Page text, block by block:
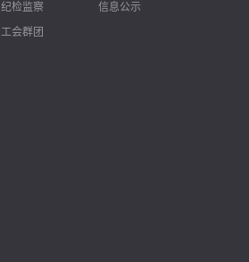
纪检监察
工会群团
信息公示